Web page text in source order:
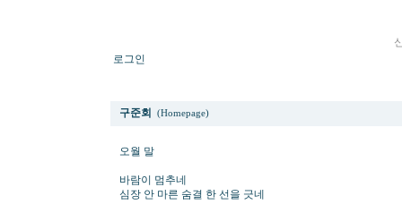
로그인
구준회 (Homepage)
오월 말
바람이 멈추네
심장 안 마른 숨결 한 선을 긋네